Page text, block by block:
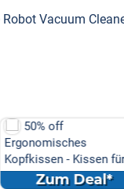
Robot Vacuum
Stimmgabel-
Entspannung
Zum